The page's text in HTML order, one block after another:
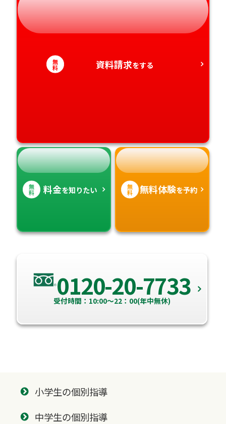
静岡県
和歌山県
徳島県
大分県
無
料 資料請求をする
無
料 料金を知りたい 無
料 無料体験を予約
0120-20-7733
受付時間：10:00～22：00(年中無休)
小学生の個別指導
中学生の個別指導